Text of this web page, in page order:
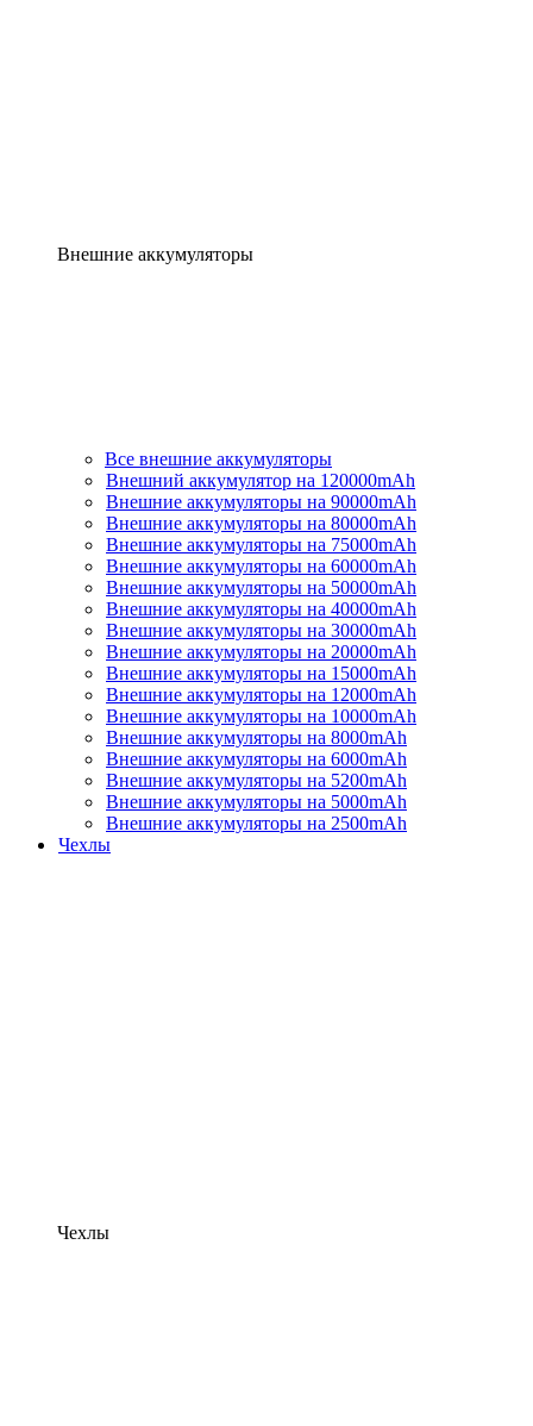
Внешние аккумуляторы
Все внешние аккумуляторы
Внешний аккумулятор на 120000mAh
Внешние аккумуляторы на 90000mAh
Внешние аккумуляторы на 80000mAh
Внешние аккумуляторы на 75000mAh
Внешние аккумуляторы на 60000mAh
Внешние аккумуляторы на 50000mAh
Внешние аккумуляторы на 40000mAh
Внешние аккумуляторы на 30000mAh
Внешние аккумуляторы на 20000mAh
Внешние аккумуляторы на 15000mAh
Внешние аккумуляторы на 12000mAh
Внешние аккумуляторы на 10000mAh
Внешние аккумуляторы на 8000mAh
Внешние аккумуляторы на 6000mAh
Внешние аккумуляторы на 5200mAh
Внешние аккумуляторы на 5000mAh
Внешние аккумуляторы на 2500mAh
Чехлы
Чехлы